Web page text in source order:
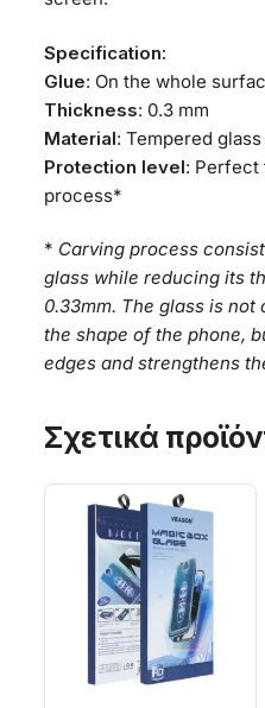
Specification:
Glue: On the whole
Thickness: 0.3 mm
Material: Tempered glass
Protection level: Perfect
process*
* Carving process
glass while reducing its
0.33mm. The glass is
the shape of the phone,
edges and strengthens
Σχετικά